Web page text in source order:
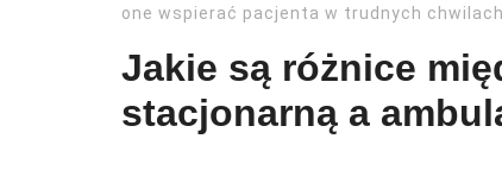
one wspierać pacjenta w trudnych
Jakie są różnice
stacjonarną a